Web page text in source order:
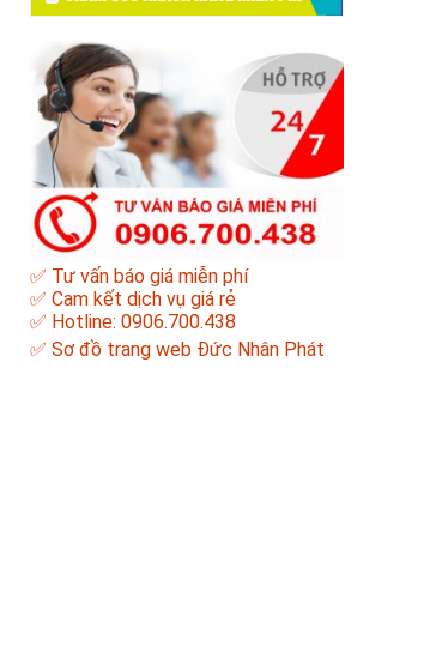
✅ Tư vấn báo giá miễn phí
✅ Cam kết dịch vụ giá rẻ
✅ Hotline: 0906.700.438
✅ Sơ đồ trang web Đức Nhân Phát